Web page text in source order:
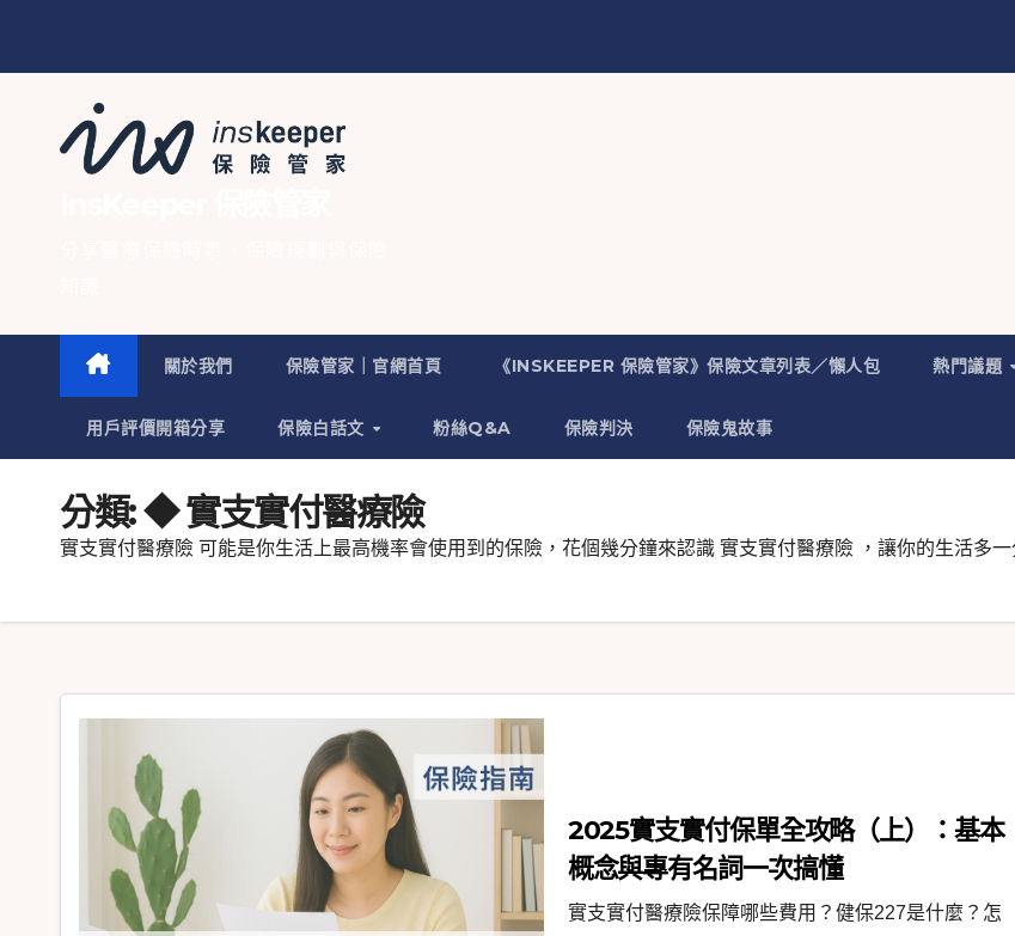
關於我們 保險管家｜官網首頁 《INSKEEPER 保險管家》保險文章列表／懶人包 熱門議題
用戶評價開箱分享 保險白話文 粉絲Q&A 保險判決 保險鬼故事
分類:◆ 實支實付醫療險
實支實付醫療險 可能是你生活上最高機率會使用到的保險，花個幾分鐘來認識 實支實付醫療險 ，讓你的生活多一
2025實支實付保單全攻略（上）：基本
概念與專有名詞一次搞懂
實支實付醫療險保障哪些費用？健保227是什麼？怎